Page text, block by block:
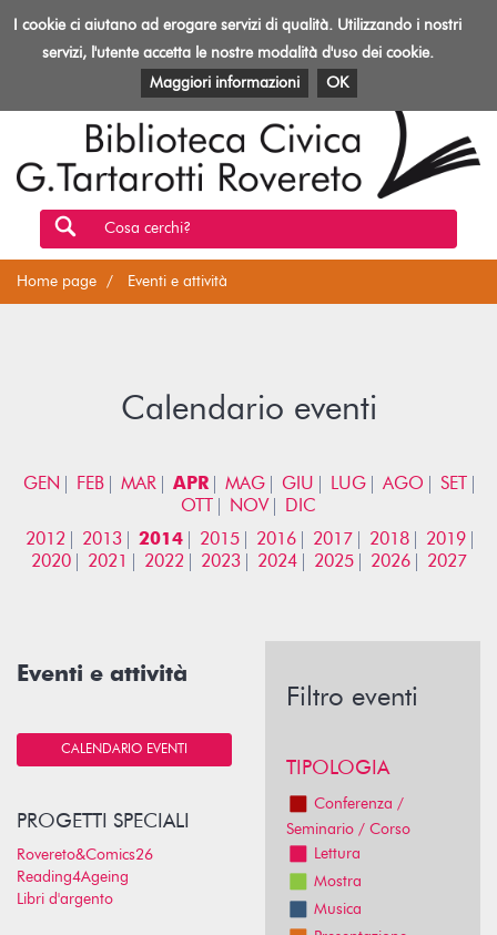
Toggle
Biblioteca
Rovereto
EVENTI E ATTIVITÀ PATRIMONIO E RISORSE
Cosa cerchi?
Home page Eventi e attività
Calendario eventi
GEN FEB MAR APR MAG GIU LUG AGO
SET
OTT
NOV
DIC
2012
2013 2014 2015 2016 2017 2018
2019
2020
2021 2022 2023 2024 2025 2026 2027
Eventi e attività
CALENDARIO EVENTI
PROGETTI SPECIALI
Rovereto&Comics26
Reading4Ageing
Libri d'argento
Filtro eventi
TIPOLOGIA
Conferenza /
Seminario / Corso
Lettura
Mostra
Musica
I cookie ci aiutano ad erogare servizi di qualità. Utilizzando i nostri
servizi, l'utente accetta le nostre modalità d'uso dei cookie.
Maggiori informazioni
OK